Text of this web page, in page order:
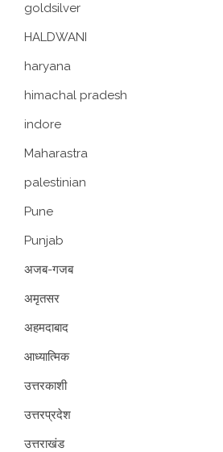
goldsilver
HALDWANI
haryana
himachal pradesh
indore
Maharastra
palestinian
Pune
Punjab
अजब-गजब
अमृतसर
अहमदाबाद
आध्यात्मिक
उत्तरकाशी
उत्तरप्रदेश
उत्तराखंड